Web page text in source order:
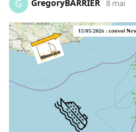
G GregoryBARRIER 8 mai